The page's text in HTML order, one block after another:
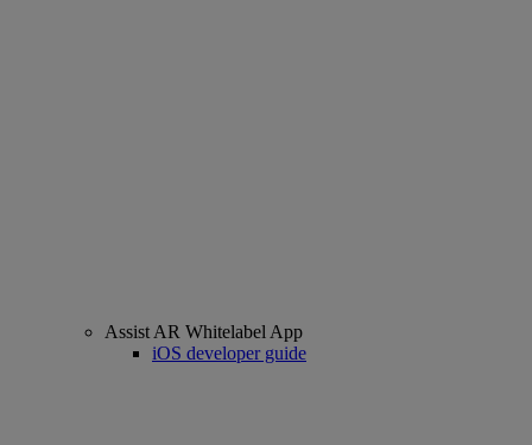
Assist AR Whitelabel App
iOS developer guide